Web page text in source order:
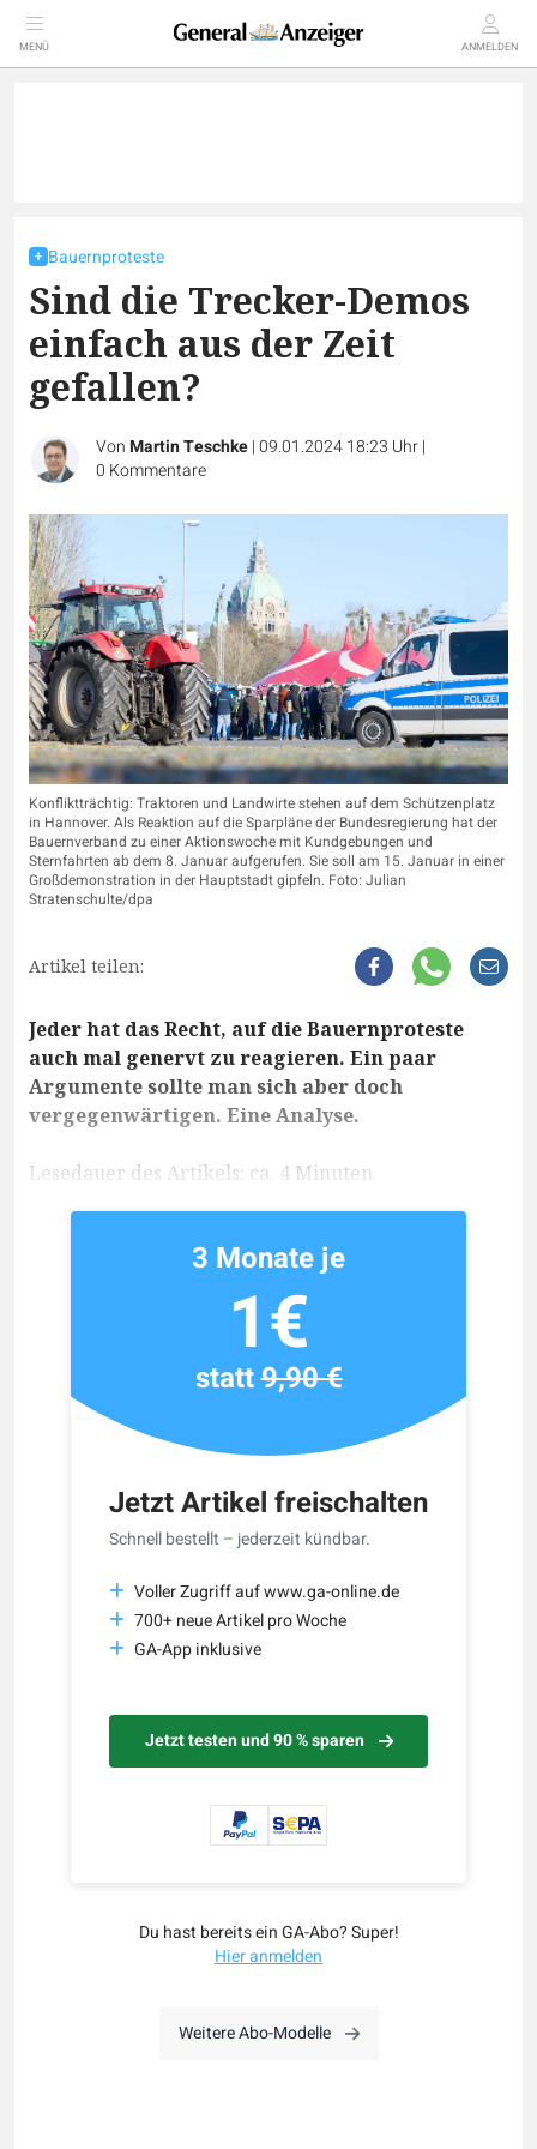
MENÜ ANMELDEN
Bauernproteste
Sind die Trecker-Demos
einfach aus der Zeit
gefallen?
VonMartin Teschke|09.01.2024 18:23 Uhr|
0 Kommentare
Konfliktträchtig: Traktoren und Landwirte stehen auf dem Schützenplatz
in Hannover. Als Reaktion auf die Sparpläne der Bundesregierung hat der
Bauernverband zu einer Aktionswoche mit Kundgebungen und
Sternfahrten ab dem 8. Januar aufgerufen. Sie soll am 15. Januar in einer
Großdemonstration in der Hauptstadt gipfeln. Foto: Julian
Stratenschulte/dpa
Artikel teilen:
Jeder hat das Recht, auf die Bauernproteste
auch mal genervt zu reagieren. Ein paar
Argumente sollte man sich aber doch
vergegenwärtigen. Eine Analyse.
Lesedauer des Artikels: ca. 4 Minuten
Jetzt Artikel freischalten
Schnell bestellt – jederzeit kündbar.
Voller Zugriff auf www.ga-online.de
700+ neue Artikel pro Woche
GA-App inklusive
Jetzt testen und 90 % sparen
3 Monate je
1€
statt9,90 €
Du hast bereits ein GA-Abo? Super!
Hier anmelden
Weitere Abo-Modelle